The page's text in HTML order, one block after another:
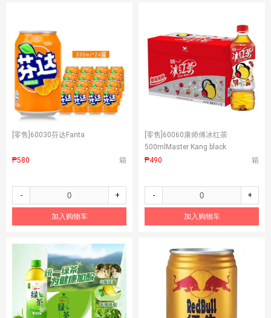
[零售] 60030芬达Fanta
₱580 箱
- +
加入购物车
[零售] 60060康师傅冰红茶
500mlMaster Kang black
tea500ml
₱490 箱
- +
加入购物车